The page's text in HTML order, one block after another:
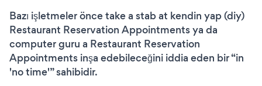
Bazı işletmeler önce take a stab at kendin yap (diy)
Restaurant Reservation Appointments ya da
computer guru a Restaurant Reservation
Appointments inşa edebileceğini iddia eden bir “in
'no time'” sahibidir.